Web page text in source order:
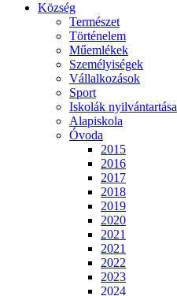
Község
Természet
Történelem
Műemlékek
Személyiségek
Vállalkozások
Sport
Iskolák nyilvántartása
Alapiskola
Óvoda
2015
2016
2017
2018
2019
2020
2021
2021
2022
2023
2024